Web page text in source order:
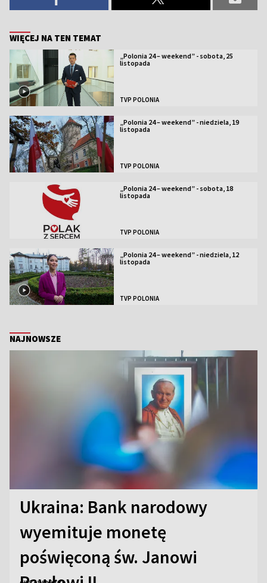
WIĘCEJ NA TEN TEMAT
„Polonia 24 – weekend” - sobota, 25
listopada
TVP POLONIA
„Polonia 24 – weekend” - niedziela, 19
listopada
TVP POLONIA
„Polonia 24 – weekend” - sobota, 18
listopada
TVP POLONIA
„Polonia 24 – weekend” - niedziela, 12
listopada
TVP POLONIA
NAJNOWSZE
Ukraina: Bank narodowy
wyemituje monetę
poświęconą św. Janowi